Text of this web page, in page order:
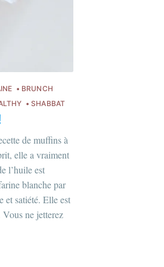
BRUNCH
SHABBAT
de muffins à
elle a vraiment
l’huile est
blanche par
et satiété. Elle est
ne jetterez